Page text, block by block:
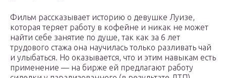
Фильм рассказывает историю о девушке Луизе,
которая теряет работу в кофейне и никак не может
найти себе занятие по душе, так как за 6 лет
трудового стажа она научилась только разливать чай
и улыбаться. Но оказывается, что и этим навыкам есть
применение — на бирже ей предлагают работу